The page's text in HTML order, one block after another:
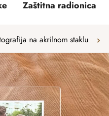
Zaštitna radionica
na akrilnom staklu